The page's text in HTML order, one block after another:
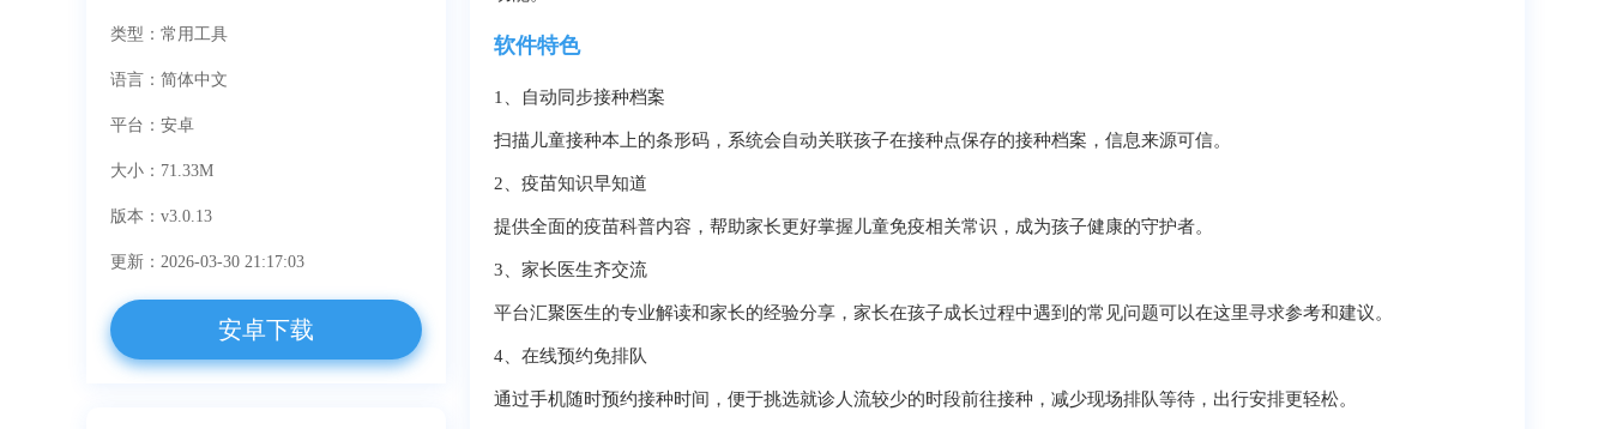
类型：常用工具
语言：简体中文
平台：安卓
大小：71.33M
版本：v3.0.13
更新：2026-03-30 21:17:03
安卓下载
软件特色
1、自动同步接种档案
扫描儿童接种本上的条形码，系统会自动关联孩子在接种点保存的接种档案，信息来源可信。
2、疫苗知识早知道
提供全面的疫苗科普内容，帮助家长更好掌握儿童免疫相关常识，成为孩子健康的守护者。
3、家长医生齐交流
平台汇聚医生的专业解读和家长的经验分享，家长在孩子成长过程中遇到的常见问题可以在这里寻求参考和建议。
4、在线预约免排队
通过手机随时预约接种时间，便于挑选就诊人流较少的时段前往接种，减少现场排队等待，出行安排更轻松。